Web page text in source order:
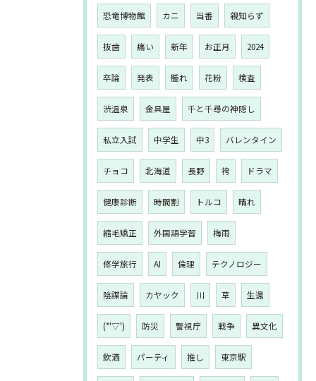
恐竜博物館 カニ 当番 親知らず
抜歯 痛い 新年 お正月 2024
卒論 発表 腫れ 花粉 検査
渋温泉 金具屋 千と千尋の神隠し
私立入試 中学生 中3 バレンタイン
チョコ 北海道 長野 袴 ドラマ
健康診断 時間割 トルコ 晴れ
縮毛矯正 外国語学習 梅雨
修学旅行 AI 倫理 テクノロジー
陰謀論 カヤック 川 草 生還
(*'▽') 防災 警視庁 戦争 異文化
飲酒 パーティ 推し 東京駅